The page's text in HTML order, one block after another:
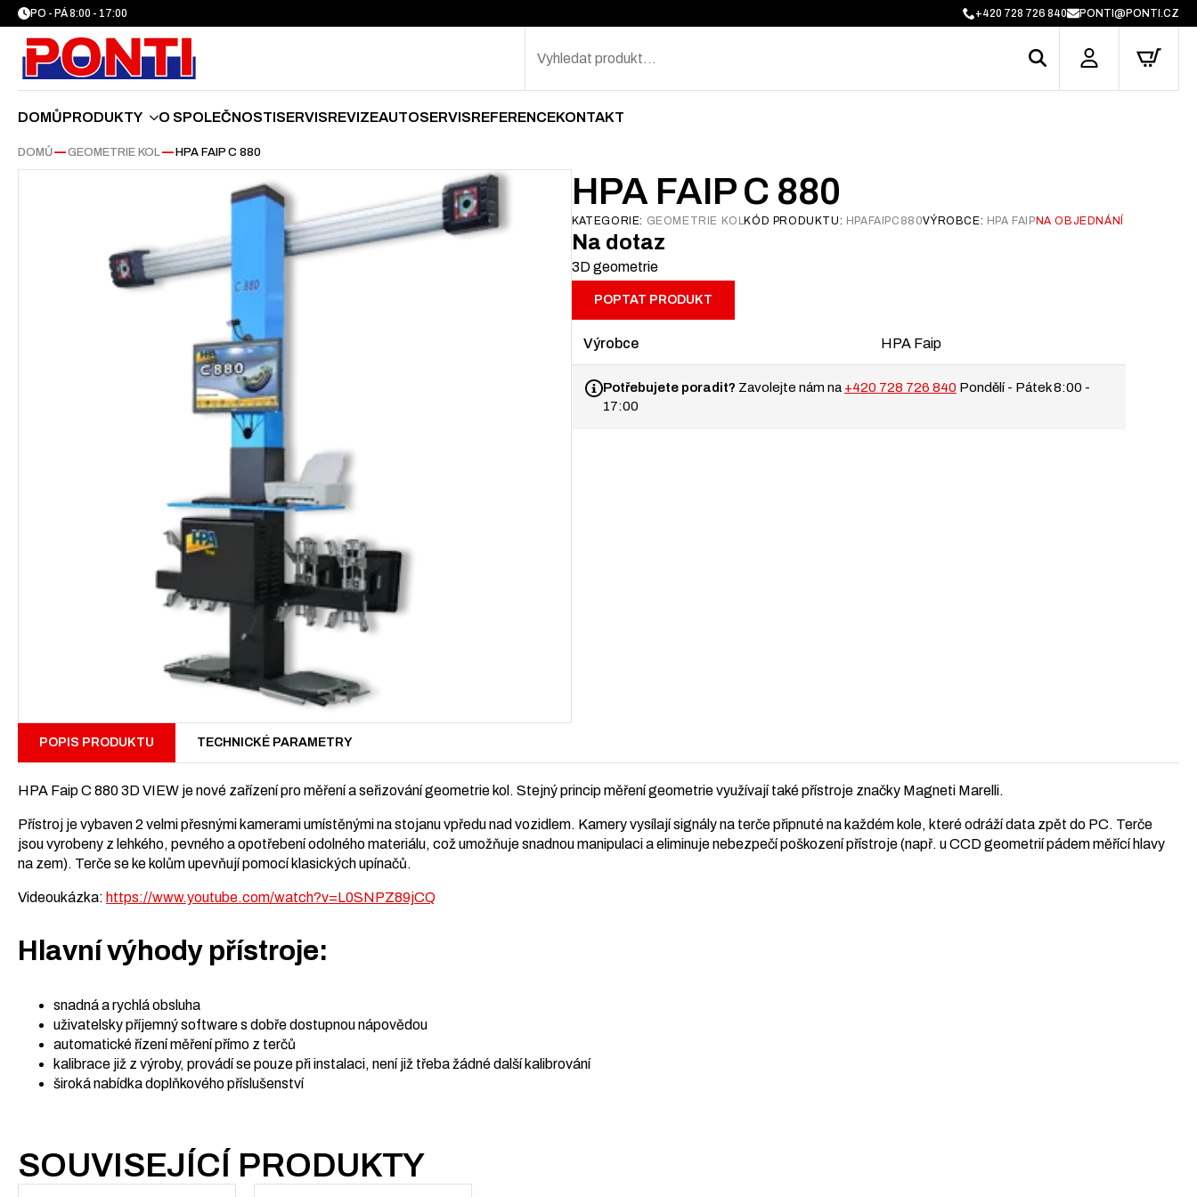
PO - PÁ 8:00 - 17:00 +420 728 726 840 PONTI@PONTI.CZ
DOMŮPRODUKTY O SPOLEČNOSTISERVISREVIZEAUTOSERVISREFERENCEKONTAKT
DOMŮ—GEOMETRIE KOL —HPA FAIP C 880
HPA FAIP C 880
KATEGORIE: GEOMETRIE KOLKÓD PRODUKTU: HPAFAIPC880VÝROBCE: HPA FAIPNA OBJEDNÁNÍ
Na dotaz
3D geometrie
POPTAT PRODUKT
Výrobce HPA Faip
Potřebujete poradit? Zavolejte nám na +420 728 726 840 Pondělí - Pátek 8:00 -
17:00
POPIS PRODUKTU TECHNICKÉ PARAMETRY
HPA Faip C 880 3D VIEW je nové zařízení pro měření a seřizování geometrie kol. Stejný princip měření geometrie využívají také přístroje značky Magneti Marelli.
Přístroj je vybaven 2 velmi přesnými kamerami umístěnými na stojanu vpředu nad vozidlem. Kamery vysílají signály na terče připnuté na každém kole, které odráží data zpět do PC. Terče
jsou vyrobeny z lehkého, pevného a opotřebení odolného materiálu, což umožňuje snadnou manipulaci a eliminuje nebezpečí poškození přístroje (např. u CCD geometrií pádem měřící hlavy
na zem). Terče se ke kolům upevňují pomocí klasických upínačů.
Videoukázka: https://www.youtube.com/watch?v=L0SNPZ89jCQ
Hlavní výhody přístroje:
snadná a rychlá obsluha
uživatelsky příjemný software s dobře dostupnou nápovědou
automatické řízení měření přímo z terčů
kalibrace již z výroby, provádí se pouze při instalaci, není již třeba žádné další kalibrování
široká nabídka doplňkového příslušenství
SOUVISEJÍCÍ PRODUKTY